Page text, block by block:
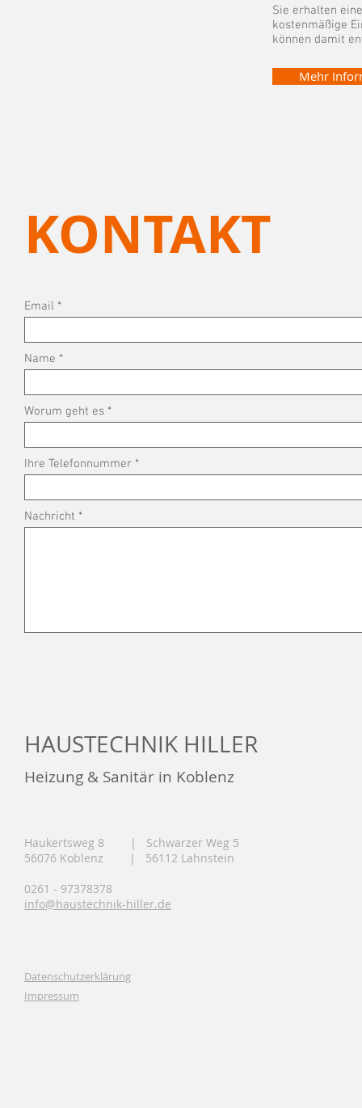
Sie erhalten
kostenmäßige
können damit
Mehr
KONTAKT
Email
Name
Worum geht es
Ihre Telefonnummer
Nachricht
HAUSTECHNIK HILLER
Heizung & Sanitär in Koblenz
Haukertsweg 8 | Schwarzer Weg 5
56076 Koblenz | 56112 Lahnstein
0261 - 97378378
info@haustechnik-hiller.de
Datenschutzerklärung
Impressum